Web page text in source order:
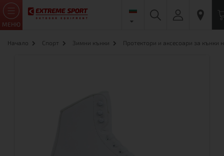
МЕНЮ
Начало Спорт Зимни кънки Протектори и аксесоари за кънки